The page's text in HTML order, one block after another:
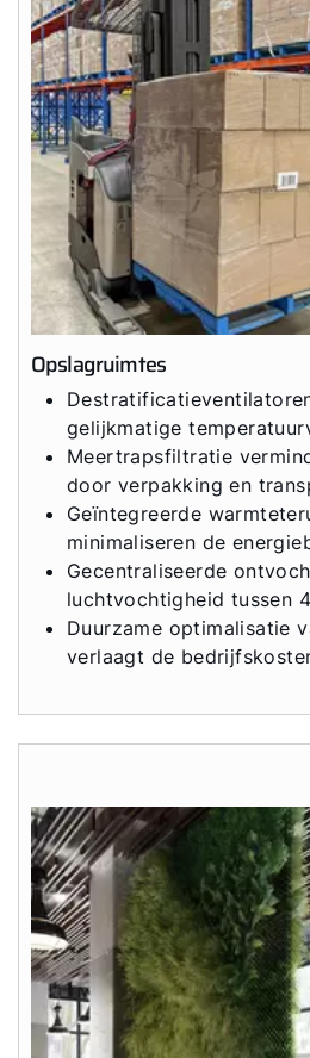
Opslagruimtes
gelijkmatige
Meertrapsfiltratie
door verpakking en
Geïntegreerde
minimaliseren de
Gecentraliseerde
luchtvochtigheid tussen
Duurzame optimalisatie
verlaagt de